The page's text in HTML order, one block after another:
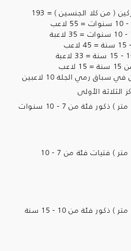
( من كلا الجنسين ) = 193
رمي الجلة 10 لاعبين
الثلاثة الأولى
■ نتائج سباق الجري (100 متر ) فتيات فئة من 7 - 10